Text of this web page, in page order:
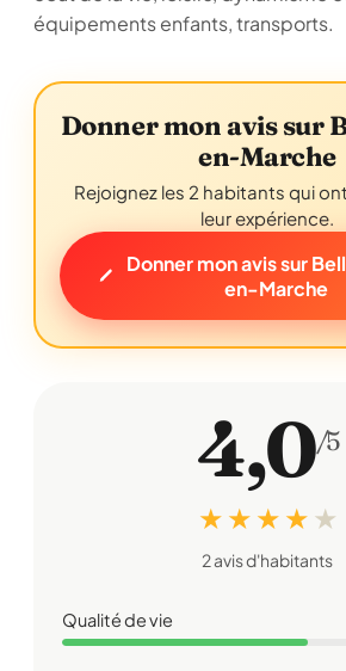
équipements enfants, transports.
Donner mon avis sur
en-Marche
Rejoignez les 2 habitants qui
leur expérience.
Donner mon avis sur
en-Marche
4,0/5
★ ★ ★ ★ ★
2 avis d'habitants
Qualité de vie